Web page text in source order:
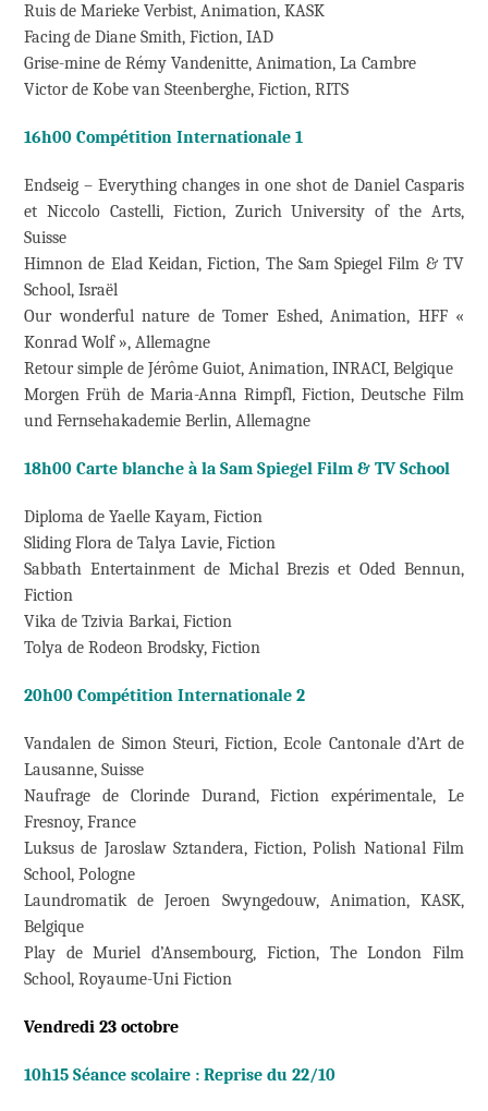
Ruis de Marieke Verbist, Animation, KASK
Facing de Diane Smith, Fiction, IAD
Grise-mine de Rémy Vandenitte, Animation, La Cambre
Victor de Kobe van Steenberghe, Fiction, RITS
16h00 Compétition Internationale 1
Endseig – Everything changes in one shot de Daniel Casparis
et Niccolo Castelli, Fiction, Zurich University of the Arts,
Suisse
Himnon de Elad Keidan, Fiction, The Sam Spiegel Film & TV
School, Israël
Our wonderful nature de Tomer Eshed, Animation, HFF «
Konrad Wolf », Allemagne
Retour simple de Jérôme Guiot, Animation, INRACI, Belgique
Morgen Früh de Maria-Anna Rimpfl, Fiction, Deutsche Film
und Fernsehakademie Berlin, Allemagne
18h00 Carte blanche à la Sam Spiegel Film & TV School
Diploma de Yaelle Kayam, Fiction
Sliding Flora de Talya Lavie, Fiction
Sabbath Entertainment de Michal Brezis et Oded Bennun,
Fiction
Vika de Tzivia Barkai, Fiction
Tolya de Rodeon Brodsky, Fiction
20h00 Compétition Internationale 2
Vandalen de Simon Steuri, Fiction, Ecole Cantonale d’Art de
Lausanne, Suisse
Naufrage de Clorinde Durand, Fiction expérimentale, Le
Fresnoy, France
Luksus de Jaroslaw Sztandera, Fiction, Polish National Film
School, Pologne
Laundromatik de Jeroen Swyngedouw, Animation, KASK,
Belgique
Play de Muriel d’Ansembourg, Fiction, The London Film
School, Royaume-Uni Fiction
Vendredi 23 octobre
10h15 Séance scolaire : Reprise du 22/10